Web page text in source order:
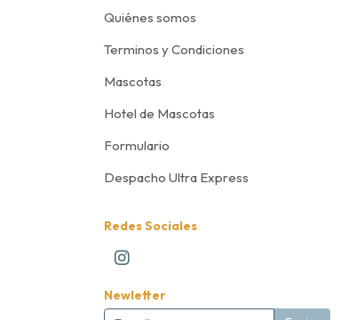
Quiénes somos
Terminos y Condiciones
Mascotas
Hotel de Mascotas
Formulario
Despacho Ultra Express
Redes Sociales
Newletter